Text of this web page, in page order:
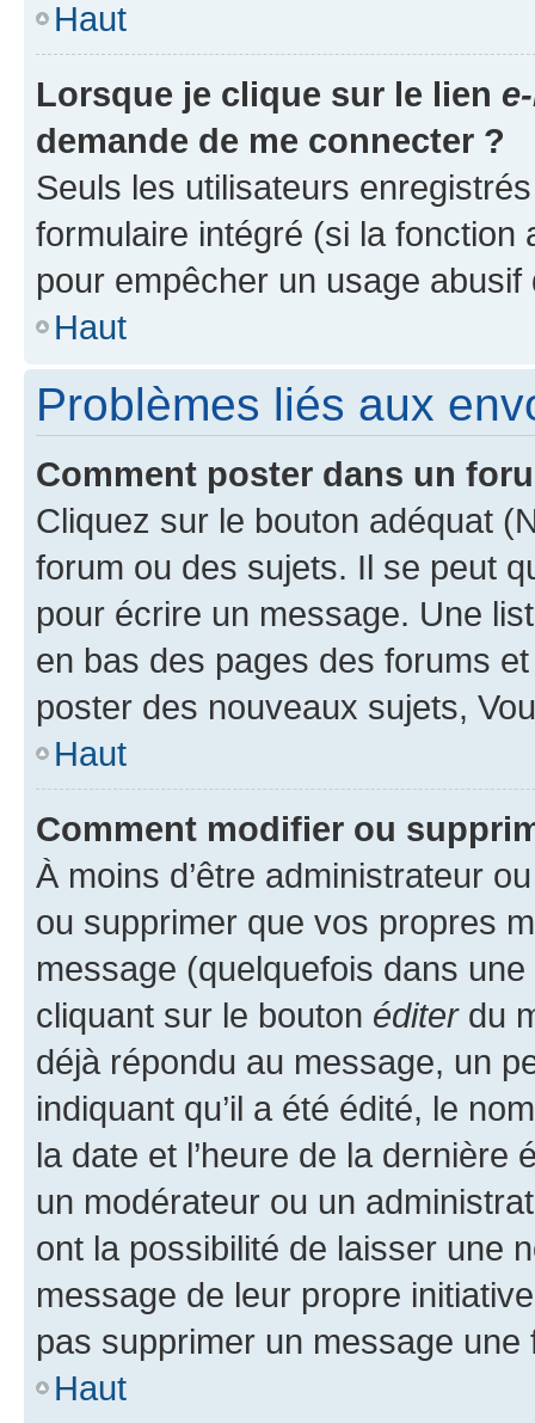
Haut
Lorsque je clique sur le lien
demande de me connecter ?
Seuls les utilisateurs
formulaire intégré (si la fonction
pour empêcher un usage
Haut
Problèmes liés aux
Comment poster dans un
Cliquez sur le bouton adéquat
forum ou des sujets. Il se peut
pour écrire un message. Une
en bas des pages des forums
poster des nouveaux sujets,
Haut
Comment modifier ou
À moins d’être administrateur
ou supprimer que vos propres
message (quelquefois dans
cliquant sur le bouton éditerdu
déjà répondu au message, un
indiquant qu’il a été édité, le
la date et l’heure de la dernière
un modérateur ou un
ont la possibilité de laisser une
message de leur propre
pas supprimer un message une
Haut